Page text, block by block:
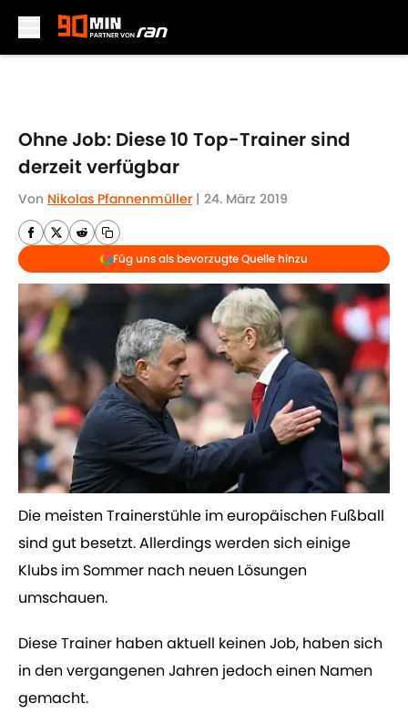
Ohne Job: Diese 10 Top-Trainer sind
derzeit verfügbar
Von Nikolas Pfannenmüller | 24. März 2019
Füg uns als bevorzugte Quelle hinzu
Die meisten Trainerstühle im europäischen Fußball
sind gut besetzt. Allerdings werden sich einige
Klubs im Sommer nach neuen Lösungen
umschauen.
Diese Trainer haben aktuell keinen Job, haben sich
in den vergangenen Jahren jedoch einen Namen
gemacht.